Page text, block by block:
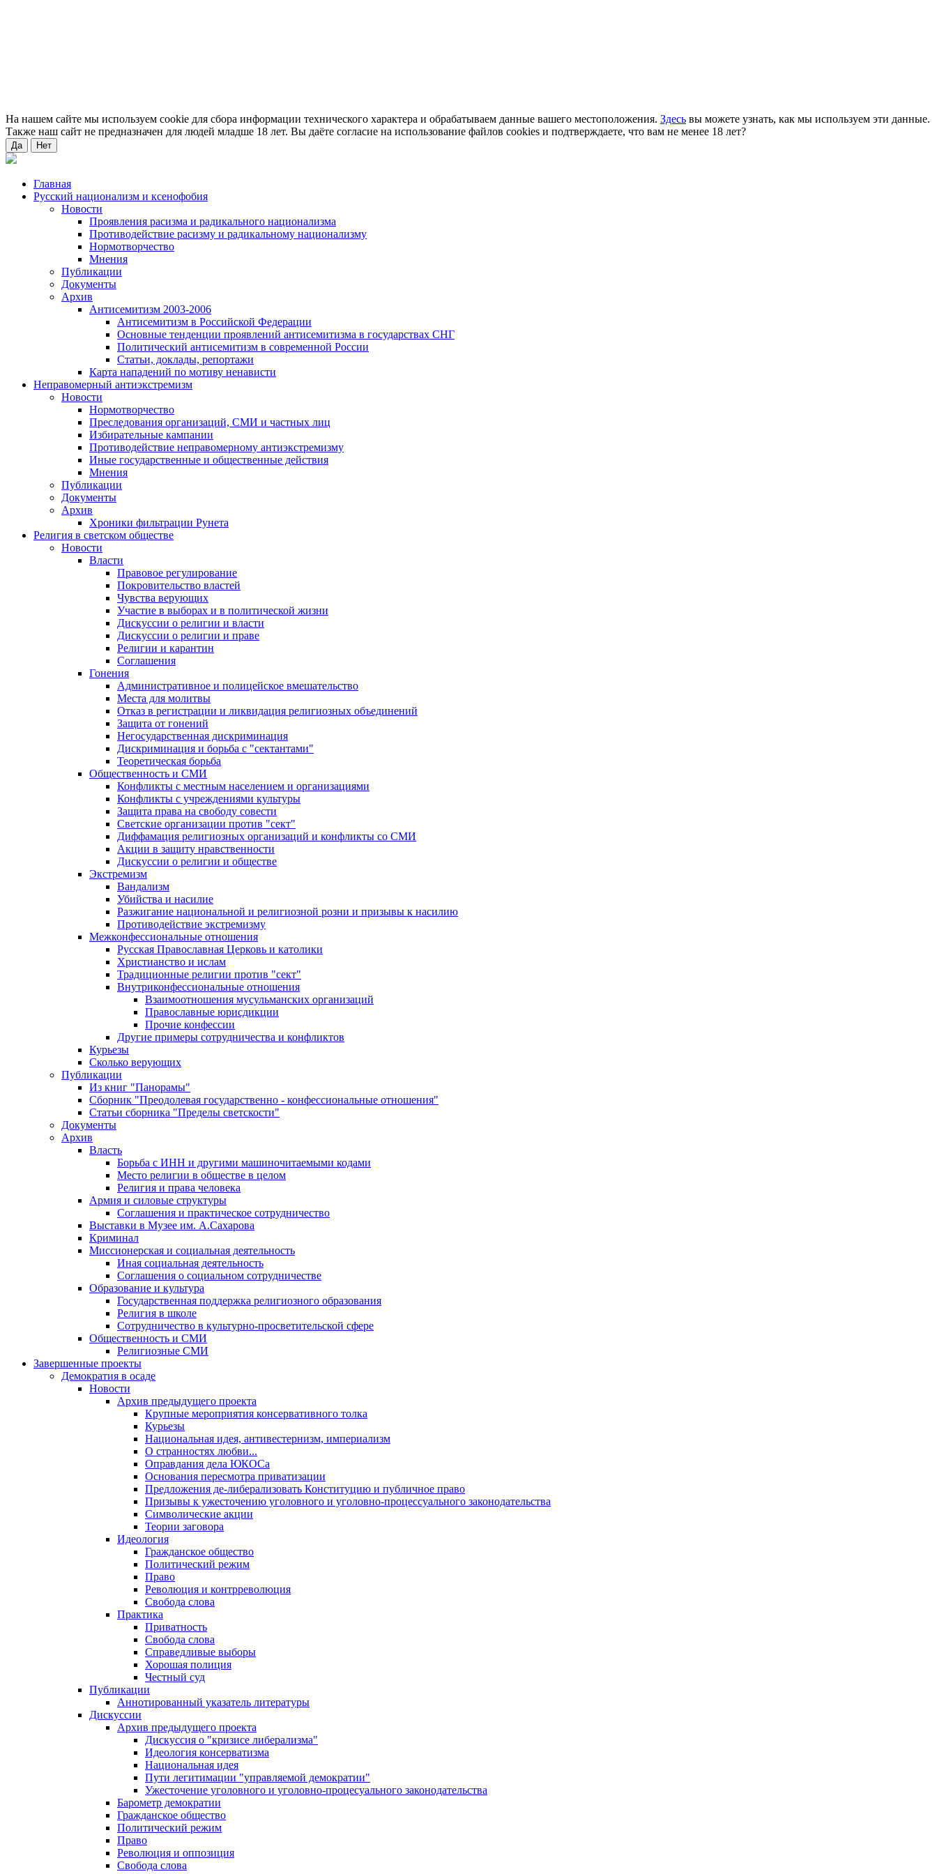
На нашем сайте мы используем cookie для сбора информации технического характера и обрабатываем данные вашего местоположения. Здесь вы можете узнать, как мы используем эти данные.
Также наш сайт не предназначен для людей младше 18 лет. Вы даёте согласие на использование файлов cookies и подтверждаете, что вам не менее 18 лет?
Да Нет
Главная
Русский национализм и ксенофобия
Новости
Проявления расизма и радикального национализма
Противодействие расизму и радикальному национализму
Нормотворчество
Мнения
Публикации
Документы
Архив
Антисемитизм 2003-2006
Антисемитизм в Российской Федерации
Основные тенденции проявлений антисемитизма в государствах СНГ
Политический антисемитизм в современной России
Статьи, доклады, репортажи
Карта нападений по мотиву ненависти
Неправомерный антиэкстремизм
Новости
Нормотворчество
Преследования организаций, СМИ и частных лиц
Избирательные кампании
Противодействие неправомерному антиэкстремизму
Иные государственные и общественные действия
Мнения
Публикации
Документы
Архив
Хроники фильтрации Рунета
Религия в светском обществе
Новости
Власти
Правовое регулирование
Покровительство властей
Чувства верующих
Участие в выборах и в политической жизни
Дискуссии о религии и власти
Дискуссии о религии и праве
Религии и карантин
Соглашения
Гонения
Административное и полицейское вмешательство
Места для молитвы
Отказ в регистрации и ликвидация религиозных объединений
Защита от гонений
Негосударственная дискриминация
Дискриминация и борьба с "сектантами"
Теоретическая борьба
Общественность и СМИ
Конфликты с местным населением и организациями
Конфликты с учреждениями культуры
Защита права на свободу совести
Светские организации против "сект"
Диффамация религиозных организаций и конфликты со СМИ
Акции в защиту нравственности
Дискуссии о религии и обществе
Экстремизм
Вандализм
Убийства и насилие
Разжигание национальной и религиозной розни и призывы к насилию
Противодействие экстремизму
Межконфессиональные отношения
Русская Православная Церковь и католики
Христианство и ислам
Традиционные религии против "сект"
Внутриконфессиональные отношения
Взаимоотношения мусульманских организаций
Православные юрисдикции
Прочие конфессии
Другие примеры сотрудничества и конфликтов
Курьезы
Сколько верующих
Публикации
Из книг "Панорамы"
Сборник "Преодолевая государственно - конфессиональные отношения"
Статьи сборника "Пределы светскости"
Документы
Архив
Власть
Борьба с ИНН и другими машиночитаемыми кодами
Место религии в обществе в целом
Религия и права человека
Армия и силовые структуры
Соглашения и практическое сотрудничество
Выставки в Музее им. А.Сахарова
Криминал
Миссионерская и социальная деятельность
Иная социальная деятельность
Соглашения о социальном сотрудничестве
Образование и культура
Государственная поддержка религиозного образования
Религия в школе
Сотрудничество в культурно-просветительской сфере
Общественность и СМИ
Религиозные СМИ
Завершенные проекты
Демократия в осаде
Новости
Архив предыдущего проекта
Крупные мероприятия консервативного толка
Курьезы
Национальная идея, антивестернизм, империализм
О странностях любви...
Оправдания дела ЮКОСа
Основания пересмотра приватизации
Предложения де-либерализовать Конституцию и публичное право
Призывы к ужесточению уголовного и уголовно-процессуального законодательства
Символические акции
Теории заговора
Идеология
Гражданское общество
Политический режим
Право
Революция и контрреволюция
Свобода слова
Практика
Приватность
Свобода слова
Справедливые выборы
Хорошая полиция
Честный суд
Публикации
Аннотированный указатель литературы
Дискуссии
Архив предыдущего проекта
Дискуссия о "кризисе либерализма"
Идеология консерватизма
Национальная идея
Пути легитимации "управляемой демократии"
Ужесточение уголовного и уголовно-процесуального законодательства
Барометр демократии
Гражданское общество
Политический режим
Право
Революция и оппозиция
Свобода слова